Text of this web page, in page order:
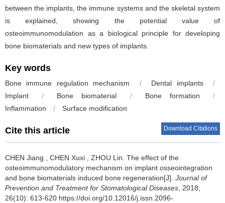
between the implants, the immune systems and the skeletal system
is explained, showing the potential value of
osteoimmunomodulation as a biological principle for developing
bone biomaterials and new types of implants.
Key words
Bone immune regulation mechanism / Dental implants
/
Implant
/ Bone biomaterial / Bone formation
/
Inflammation
/ Surface modification
Cite this article Download Citations
CHEN Jiang CHEN Xuxi ZHOU Lin The effect of the
osteoimmunomodulatory mechanism on implant osseointegration
and bone biomaterials induced bone regeneration[J]. Journal of
Prevention and Treatment for Stomatological Diseases , 2018,
26(10): 613-620 https://doi.org/10.12016/j.issn.2096-